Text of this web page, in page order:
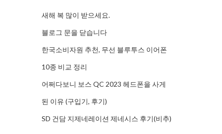
새해 복 많이 받으세요.
블로그 문을 닫습니다
한국소비자원 추천, 무선 블루투스 이어폰
10종 비교 정리
어쩌다보니 보스 QC 2023 헤드폰을 사게
된 이유 (구입기, 후기)
SD 건담 지제네레이션 제네시스 후기(비추)